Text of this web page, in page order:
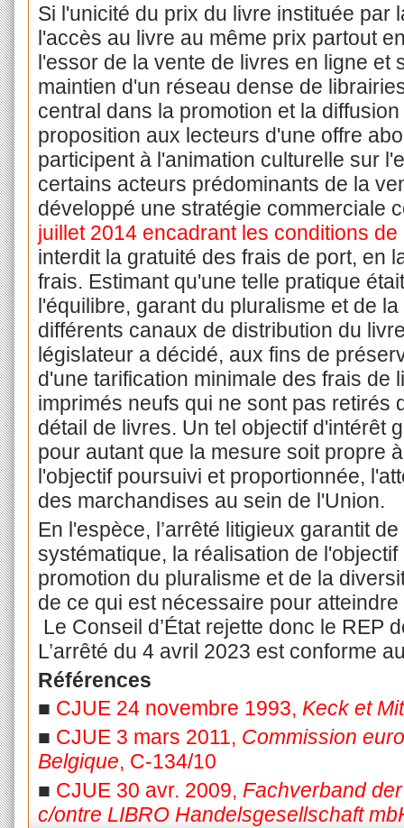
Si l'unicité du prix du livre instituée par
l'accès au livre au même prix partout
l'essor de la vente de livres en ligne et
maintien d'un réseau dense de
central dans la promotion et la
proposition aux lecteurs d'une offre
participent à l'animation culturelle sur
certains acteurs prédominants de la
développé une stratégie commerciale
juillet 2014 encadrant les conditions
interdit la gratuité des frais de port, en
frais. Estimant qu'une telle pratique
l'équilibre, garant du pluralisme et de
différents canaux de distribution du
législateur a décidé, aux fins de
d'une tarification minimale des frais de
imprimés neufs qui ne sont pas retirés
détail de livres. Un tel objectif d'intérêt
pour autant que la mesure soit propre
l'objectif poursuivi et proportionnée,
des marchandises au sein de l'Union.
En l'espèce, l’arrêté litigieux garantit
systématique, la réalisation de
promotion du pluralisme et de la
de ce qui est nécessaire pour atteindre
Le Conseil d’État rejette donc le REP
L’arrêté du 4 avril 2023 est conforme
Références
■ CJUE 24 novembre 1993, Keck et
■ CJUE 3 mars 2011, Commission
Belgique, C-134/10
■ CJUE 30 avr. 2009, Fachverband
c/ontre LIBRO Handelsgesellschaft